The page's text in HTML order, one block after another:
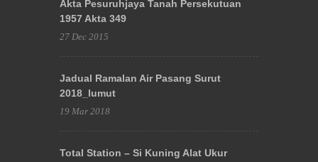
Akta Pesuruhjaya Tanah Persekutuan
1957 Akta 349
27 Dec 2015
Jadual Ramalan Air Pasang Surut
2018_lumut
19 Mar 2018
Total Station – Si Kuning Alat Ukur